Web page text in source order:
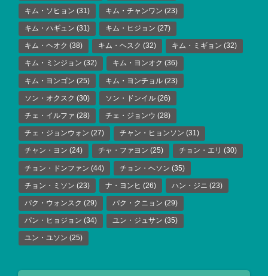
キム・ソヒョン (31) キム・チャンワン (23)
キム・ハギュン (31) キム・ヒジョン (27)
キム・ヘオク (38) キム・ヘスク (32) キム・ミギョン (32)
キム・ミンジョン (32) キム・ヨンオク (36)
キム・ヨンゴン (25) キム・ヨンチョル (23)
ソン・オクスク (30) ソン・ドンイル (26)
チェ・イルファ (28) チェ・ジョンウ (28)
チェ・ジョンウォン (27) チャン・ヒョンソン (31)
チャン・ヨン (24) チャ・ファヨン (25) チョン・エリ (30)
チョン・ドンファン (44) チョン・ヘソン (35)
チョン・ミソン (23) ナ・ヨンヒ (26) ハン・ジニ (23)
パク・ウォンスク (29) パク・クニョン (29)
パン・ヒョジョン (34) ユン・ジュサン (35)
ユン・ユソン (25)